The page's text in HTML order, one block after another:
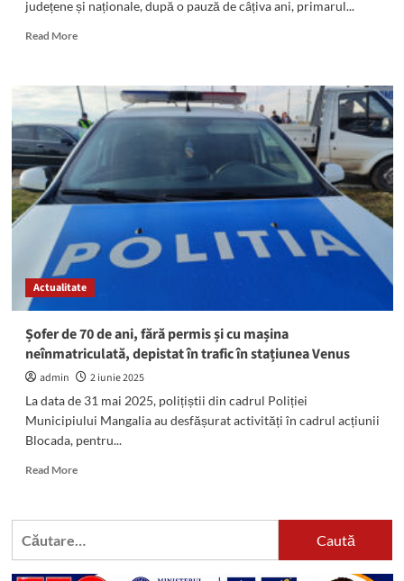
județene și naționale, după o pauză de câțiva ani, primarul...
Read MoreRead
(FOTO/VIDEO)
Cine
amendează
Primăria
Mangalia
pentru
PARAGINA
din
Studiu
de
trotuarul
strada
Iuliu
Maniu
Venus
Actualitate
Șofer de 70 de ani, fără permis și cu mașina
neînmatriculată, depistat în trafic în stațiunea Venus
admin
2 iunie 2025
La data de 31 mai 2025, polițiștii din cadrul Poliției
Municipiului Mangalia au desfășurat activități în cadrul acțiunii
Blocada, pentru...
Read MoreRead
Șofer
Caută